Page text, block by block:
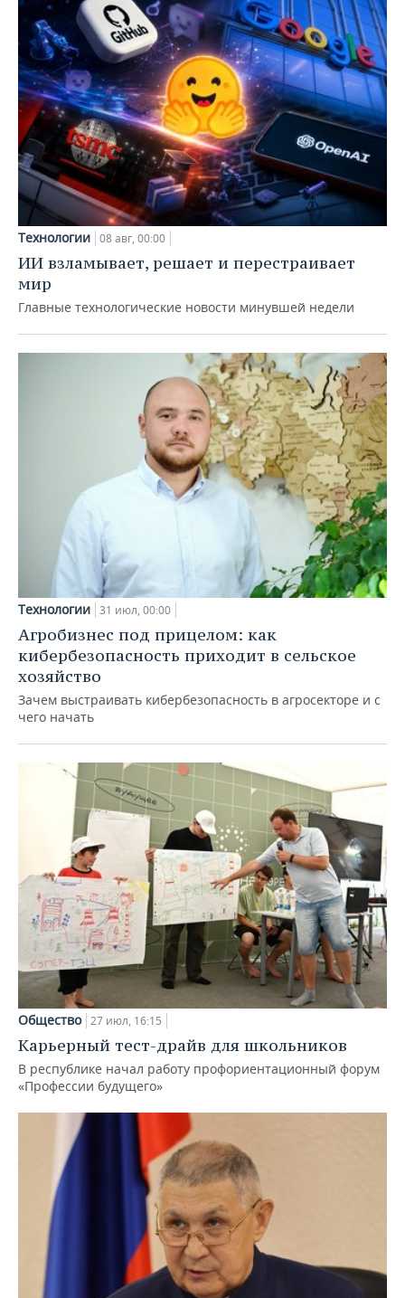
Технологии 08 авг, 00:00
ИИ взламывает, решает и перестраивает
мир
Главные технологические новости минувшей недели
Технологии 31 июл, 00:00
Агробизнес под прицелом: как
кибербезопасность приходит в сельское
хозяйство
Зачем выстраивать кибербезопасность в агросекторе и с
чего начать
Общество 27 июл, 16:15
Карьерный тест-драйв для школьников
В республике начал работу профориентационный форум
«Профессии будущего»